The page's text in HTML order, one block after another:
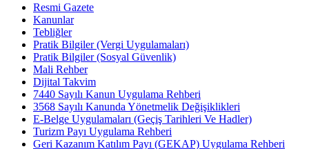
Resmi Gazete
Kanunlar
Tebliğler
Pratik Bilgiler (Vergi Uygulamaları)
Pratik Bilgiler (Sosyal Güvenlik)
Mali Rehber
Dijital Takvim
7440 Sayılı Kanun Uygulama Rehberi
3568 Sayılı Kanunda Yönetmelik Değişiklikleri
E-Belge Uygulamaları (Geçiş Tarihleri Ve Hadler)
Turizm Payı Uygulama Rehberi
Geri Kazanım Katılım Payı (GEKAP) Uygulama Rehberi